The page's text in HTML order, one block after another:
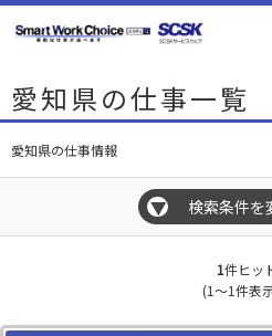
愛知県の仕事一覧
愛知県の仕事情報
▼ 検索条件を
1件ヒッ
(1～1件表